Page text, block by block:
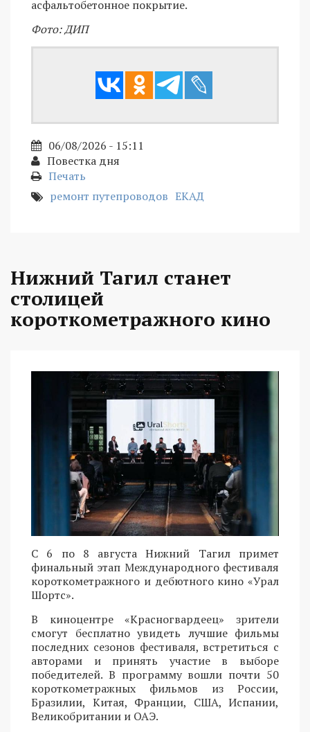
асфальтобетонное покрытие.
Фото: ДИП
06/08/2026 - 15:11
Повестка дня
Печать
ремонт путепроводов ЕКАД
Нижний Тагил станет
столицей
короткометражного кино
С 6 по 8 августа Нижний Тагил примет
финальный этап Международного фестиваля
короткометражного и дебютного кино «Урал
Шортс».
В киноцентре «Красногвардеец» зрители
смогут бесплатно увидеть лучшие фильмы
последних сезонов фестиваля, встретиться с
авторами и принять участие в выборе
победителей. В программу вошли почти 50
короткометражных фильмов из России,
Бразилии, Китая, Франции, США, Испании,
Великобритании и ОАЭ.